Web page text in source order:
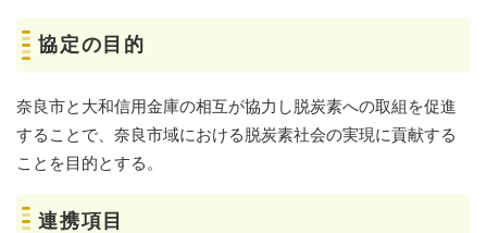
協定の目的
奈良市と大和信用金庫の相互が協力し脱炭素への取組を促進
することで、奈良市域における脱炭素社会の実現に貢献する
ことを目的とする。
連携項目